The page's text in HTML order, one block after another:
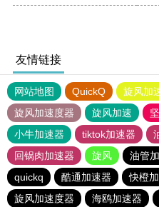
友情链接
网站地图 QuickQ 旋风加
旋风加速度器
旋风加速
小牛加速器
tiktok加速器
回锅肉加速器
旋风 油管
quickq
酷通加速器 快橙
旋风加速度器
海鸥加速器